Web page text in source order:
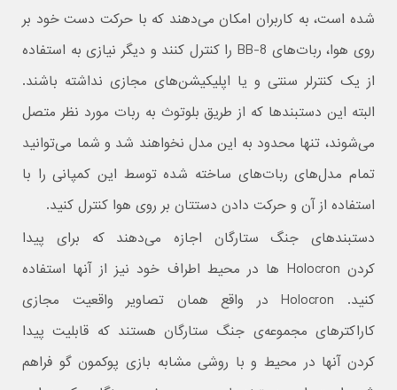
شده است، به کاربران امکان می‌دهند که با حرکت دست خود بر
روی هوا، ربات‌های BB-8 را کنترل کنند و دیگر نیازی به استفاده
از یک کنترلر سنتی و یا اپلیکیشن‌های مجازی نداشته باشند.
البته این دستبندها که از طریق بلوتوث به ربات مورد نظر متصل
می‌شوند، تنها محدود به این مدل نخواهند شد و شما می‌توانید
تمام مدل‌های ربات‌های ساخته شده توسط این کمپانی را با
استفاده از آن و حرکت دادن دستتان بر روی هوا کنترل کنید.
دستبندهای جنگ ستارگان اجازه می‌دهند که برای پیدا
کردن Holocron ها در محیط اطراف خود نیز از آنها استفاده
کنید. Holocron در واقع همان تصاویر واقعیت مجازی
کاراکترهای مجموعه‌ی جنگ ستارگان هستند که قابلیت پیدا
کردن آنها در محیط و با روشی مشابه بازی پوکمون گو فراهم